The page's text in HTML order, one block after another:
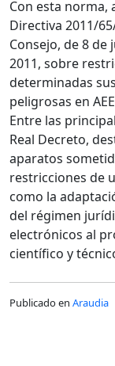
Con esta norma,
Directiva 2011/
Consejo, de 8 de
2011, sobre
determinadas
peligrosas en
Entre las
Real Decreto,
aparatos
restricciones de
como la
del régimen
electrónicos al
científico y
Publicado en Araudia